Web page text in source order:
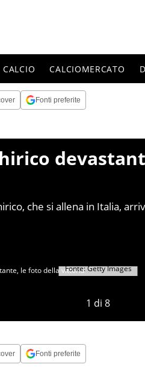
CALCIO CALCIOMERCATO
Fonti preferite
che si allena in Italia,
1 di 8
Fonte: Getty Images
Fonti preferite